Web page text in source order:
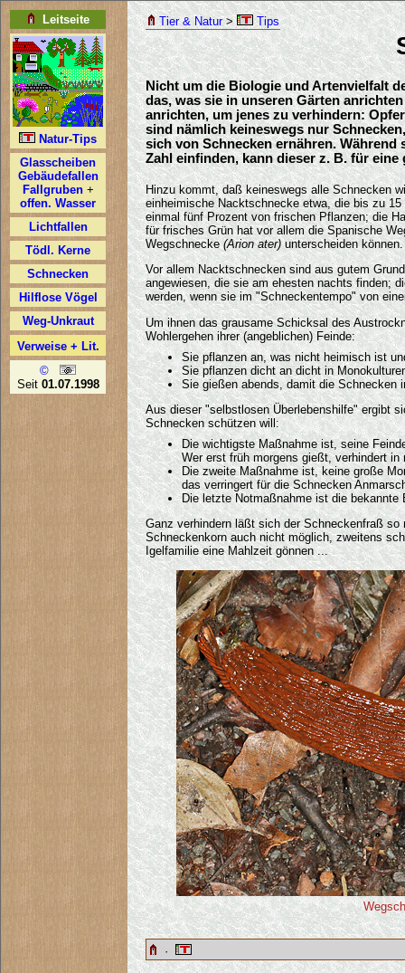
Tier & Natur> Tips
Nicht um die Biologie und Artenvielfalt
das, was sie in unseren Gärten
anrichten, um jenes zu verhindern:
sind nämlich keineswegs nur
sich von Schnecken ernähren.
Zahl einfinden, kann dieser z. B. für eine
Hinzu kommt, daß keineswegs alle Schnecken
einheimische Nacktschnecke etwa, die bis zu
einmal fünf Prozent von frischen Pflanzen; die
für frisches Grün hat vor allem die Spanische
Wegschnecke(Arion ater)unterscheiden können.
Vor allem Nacktschnecken sind aus gutem
angewiesen, die sie am ehesten nachts finden;
werden, wenn sie im "Schneckentempo" von
Um ihnen das grausame Schicksal des
Wohlergehen ihrer (angeblichen) Feinde:
Sie pflanzen an, was nicht heimisch ist
Sie pflanzen dicht an dicht in
Sie gießen abends, damit die Schnecken
Aus dieser "selbstlosen Überlebenshilfe" ergibt
Schnecken schützen will:
Die wichtigste Maßnahme ist, seine
Wer erst früh morgens gießt, verhindert
Die zweite Maßnahme ist, keine große
das verringert für die Schnecken
Die letzte Notmaßnahme ist die
Ganz verhindern läßt sich der Schneckenfraß
Schneckenkorn auch nicht möglich, zweitens
Igelfamilie eine Mahlzeit gönnen ...
·